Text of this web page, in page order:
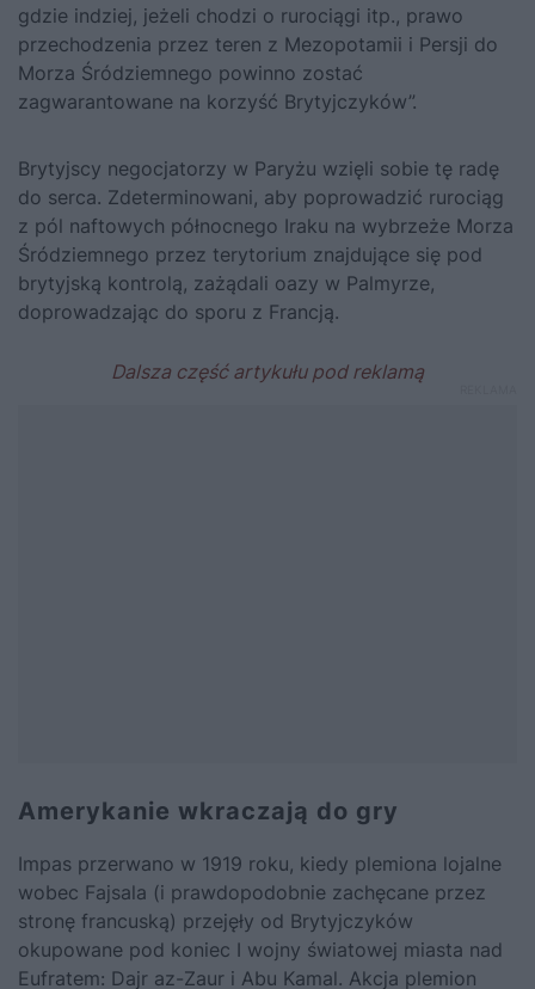
gdzie indziej, jeżeli chodzi o rurociągi itp., prawo
przechodzenia przez teren z Mezopotamii i Persji do
Morza Śródziemnego powinno zostać
zagwarantowane na korzyść Brytyjczyków”.
Brytyjscy negocjatorzy w Paryżu wzięli sobie tę radę
do serca. Zdeterminowani, aby poprowadzić rurociąg
z pól naftowych północnego Iraku na wybrzeże Morza
Śródziemnego przez terytorium znajdujące się pod
brytyjską kontrolą, zażądali oazy w Palmyrze,
doprowadzając do sporu z Francją.
Amerykanie wkraczają do gry
Impas przerwano w 1919 roku, kiedy plemiona lojalne
wobec Fajsala (i prawdopodobnie zachęcane przez
stronę francuską) przejęły od Brytyjczyków
okupowane pod koniec I wojny światowej miasta nad
Eufratem: Dajr az-Zaur i Abu Kamal. Akcja plemion